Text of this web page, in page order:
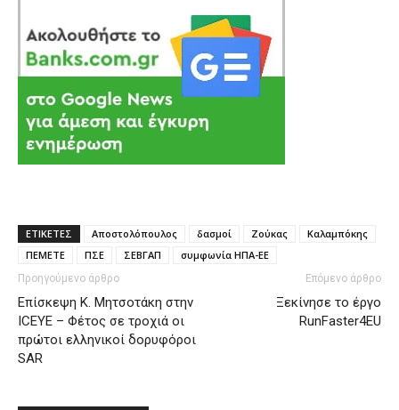
ΕΤΙΚΕΤΕΣ Αποστολόπουλος δασμοί Ζούκας
Καλαμπόκης
ΠΕΜΕΤΕ
ΠΣΕ ΣΕΒΓΑΠ συμφωνία ΗΠΑ-ΕΕ
Προηγούμενο άρθρο
Επίσκεψη Κ. Μητσοτάκη στην
ICEYE – Φέτος σε τροχιά οι
πρώτοι ελληνικοί δορυφόροι
SAR
Επόμενο άρθρο
Ξεκίνησε το έργο
RunFaster4EU